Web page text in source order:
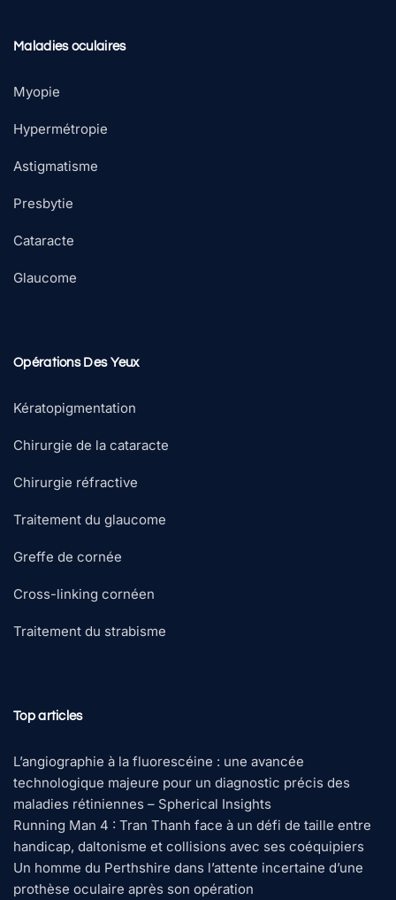
Maladies oculaires
Myopie
Hypermétropie
Astigmatisme
Presbytie
Cataracte
Glaucome
Opérations Des Yeux
Kératopigmentation
Chirurgie de la cataracte
Chirurgie réfractive
Traitement du glaucome
Greffe de cornée
Cross-linking cornéen
Traitement du strabisme
Top articles
L’angiographie à la fluorescéine : une avancée
technologique majeure pour un diagnostic précis des
maladies rétiniennes – Spherical Insights
Running Man 4 : Tran Thanh face à un défi de taille entre
handicap, daltonisme et collisions avec ses coéquipiers
Un homme du Perthshire dans l’attente incertaine d’une
prothèse oculaire après son opération